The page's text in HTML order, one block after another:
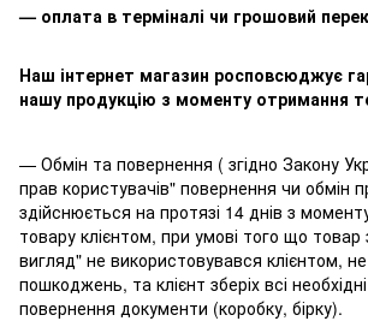
— оплата в терміналі чи грошовий
Наш інтернет магазин росповсюджує
нашу продукцію з моменту отримання
— Обмін та повернення ( згідно Закону
прав користувачів" повернення чи обмін
здійснюється на протязі 14 днів з
товару клієнтом, при умові того що товар
вигляд" не використовувався клієнтом,
пошкоджень, та клієнт зберіх всі
повернення документи (коробку, бірку).